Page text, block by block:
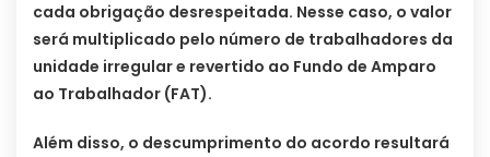
cada obrigação desrespeitada. Nesse caso, o valor
será multiplicado pelo número de trabalhadores da
unidade irregular e revertido ao Fundo de Amparo
ao Trabalhador (FAT).
Além disso, o descumprimento do acordo resultará